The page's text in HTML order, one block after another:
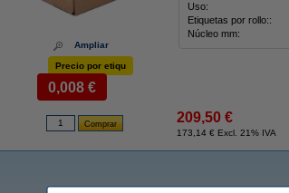
Ampliar
Uso:
Etiquetas por rollo::
Núcleo mm:
Precio por etiqu
0,008 €
209,50 €
173,14 € Excl. 21% IVA